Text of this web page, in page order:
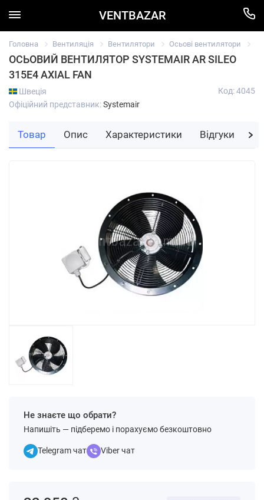
VENTBAZAR
Головна Вентиляція Вентилятори Осьові вентилятори
ОСЬОВИЙ ВЕНТИЛЯТОР SYSTEMAIR AR SILEO
315E4 AXIAL FAN
Швеція
Офіційний представник:Systemair
Код: 4045
Не знаєте що обрати?
Напишіть — підберемо і порахуємо безкоштовно
Telegram чат Viber чат
Товар Опис Характеристики Відгуки